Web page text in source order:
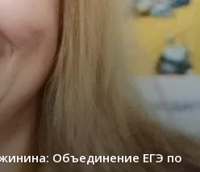
Объединение ЕГЭ по